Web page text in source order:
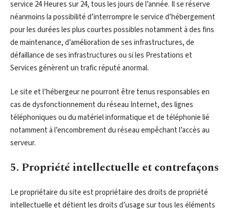
service 24 Heures sur 24, tous les jours de l’année. Il se réserve
néanmoins la possibilité d’interrompre le service d’hébergement
pour les durées les plus courtes possibles notamment à des fins
de maintenance, d’amélioration de ses infrastructures, de
défaillance de ses infrastructures ou si les Prestations et
Services génèrent un trafic réputé anormal.
Le site et l’hébergeur ne pourront être tenus responsables en
cas de dysfonctionnement du réseau Internet, des lignes
téléphoniques ou du matériel informatique et de téléphonie lié
notamment à l’encombrement du réseau empêchant l’accès au
serveur.
5. Propriété intellectuelle et contrefaçons
Le propriétaire du site est propriétaire des droits de propriété
intellectuelle et détient les droits d’usage sur tous les éléments